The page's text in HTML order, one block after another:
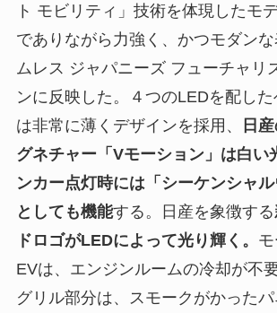
ト モビリティ」技術を体現したモ
でありながら力強く、かつモダン
ムレス ジャパニーズ フューチャリ
ンに反映した。４つのLEDを配し
は非常に薄くデザインを採用、
日
グネチャー「Vモーション」は白い
ンカー点灯時には「シーケンシャル
としても機能する。日産を象徴する
ドロゴがLEDによって光り輝く。
EVは、エンジンルームの冷却が不
グリル部分は、スモークがかった